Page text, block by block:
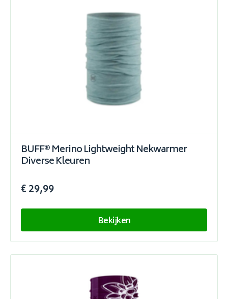
BUFF® Merino Lightweight Nekwarmer
Diverse Kleuren
€ 29,99
Bekijken